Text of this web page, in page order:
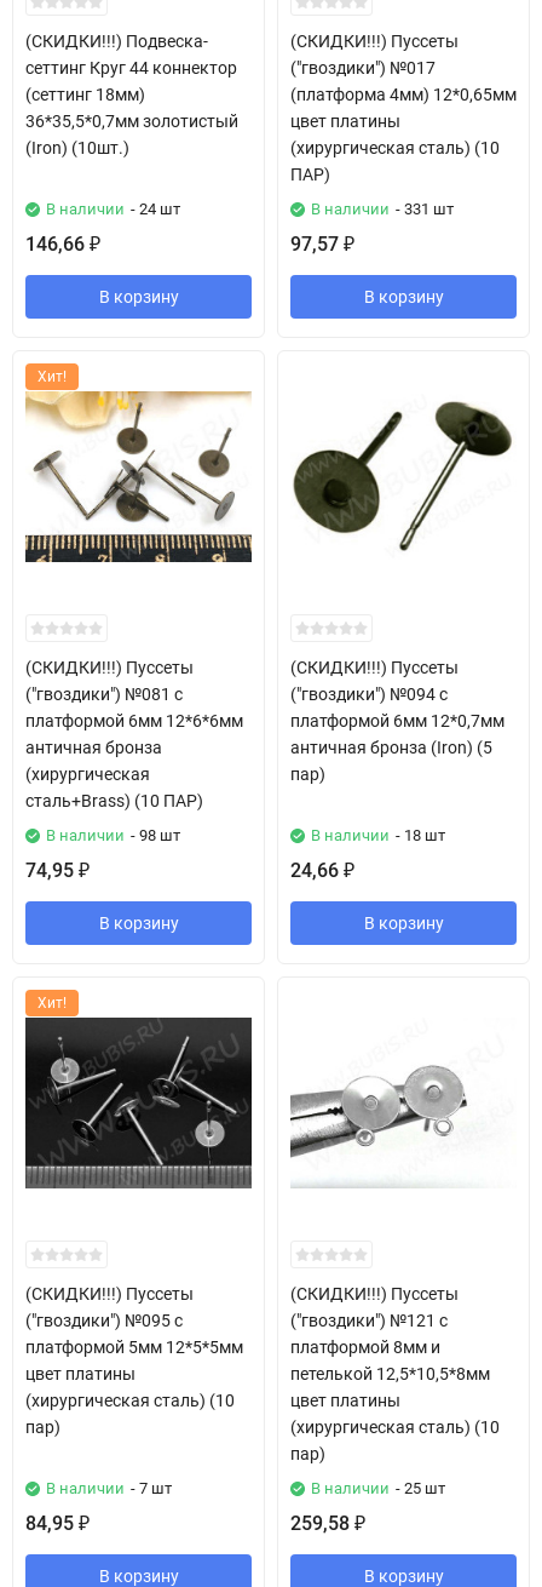
(СКИДКИ!!!) Подвеска-
сеттинг Круг 44 коннектор
(сеттинг 18мм)
36*35,5*0,7мм золотистый
(Iron) (10шт.)
В наличии - 24 шт
146,66 ₽
В корзину
(СКИДКИ!!!) Пуссеты
("гвоздики") №017
(платформа 4мм) 12*0,65мм
цвет платины
(хирургическая сталь) (10
ПАР)
В наличии - 331 шт
97,57 ₽
В корзину
Хит!
(СКИДКИ!!!) Пуссеты
("гвоздики") №081 с
платформой 6мм 12*6*6мм
античная бронза
(хирургическая
сталь+Brass) (10 ПАР)
В наличии - 98 шт
74,95 ₽
В корзину
(СКИДКИ!!!) Пуссеты
("гвоздики") №094 с
платформой 6мм 12*0,7мм
античная бронза (Iron) (5
пар)
В наличии - 18 шт
24,66 ₽
В корзину
Хит!
(СКИДКИ!!!) Пуссеты
("гвоздики") №095 с
платформой 5мм 12*5*5мм
цвет платины
(хирургическая сталь) (10
пар)
В наличии - 7 шт
84,95 ₽
В корзину
(СКИДКИ!!!) Пуссеты
("гвоздики") №121 с
платформой 8мм и
петелькой 12,5*10,5*8мм
цвет платины
(хирургическая сталь) (10
пар)
В наличии - 25 шт
259,58 ₽
В корзину